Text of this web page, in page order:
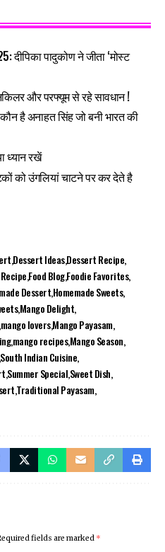
पादुकोण ने जीता ‘मोस्ट
और परफ्यूम से रहे सावधान !
है अनाहत सिंह जो बनी भारत की
ध्यान रखें
को उंगलियां चाटने पर कर देते है
Dessert IdeasDessert Recipe
Food BlogFoodie Favorites
DessertHomemade Sweets
Mango Delight
mango loversMango Payasam
mango recipesMango Season
South Indian Cuisine
Summer SpecialSweet Dish
Traditional Payasam
fields are marked *